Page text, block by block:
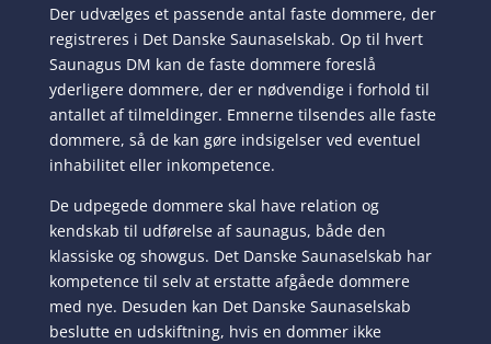
Der udvælges et passende antal faste dommere, der
registreres i Det Danske Saunaselskab. Op til hvert
Saunagus DM kan de faste dommere foreslå
yderligere dommere, der er nødvendige i forhold til
antallet af tilmeldinger. Emnerne tilsendes alle faste
dommere, så de kan gøre indsigelser ved eventuel
inhabilitet eller inkompetence.
De udpegede dommere skal have relation og
kendskab til udførelse af saunagus, både den
klassiske og showgus. Det Danske Saunaselskab har
kompetence til selv at erstatte afgåede dommere
med nye. Desuden kan Det Danske Saunaselskab
beslutte en udskiftning, hvis en dommer ikke